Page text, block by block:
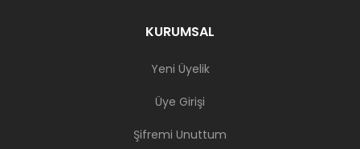
KURUMSAL
Yeni Üyelik
Üye Girişi
Şifremi Unuttum